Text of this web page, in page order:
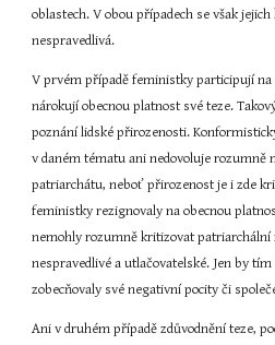
oblastech. V obou případech se však
nespravedlivá.
V prvém případě feministky participují
nárokují obecnou platnost své teze.
poznání lidské přirozenosti.
v daném tématu ani nedovoluje rozumně
patriarchátu, neboť přirozenost je i zde
feministky rezignovaly na obecnou
nemohly rozumně kritizovat patriarchální
nespravedlivé a utlačovatelské. Jen by
zobecňovaly své negativní pocity či
Ani v druhém případě zdůvodnění teze,